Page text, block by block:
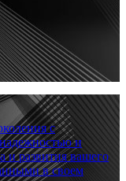
с
и
и развития вашего
в своем